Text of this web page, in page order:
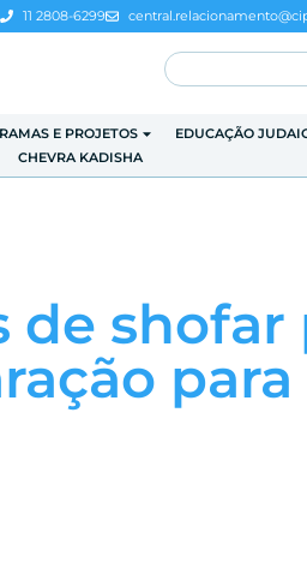
11 2808-6299
E PROJETOS EDUCAÇÃO
CHEVRA KADISHA
de
para